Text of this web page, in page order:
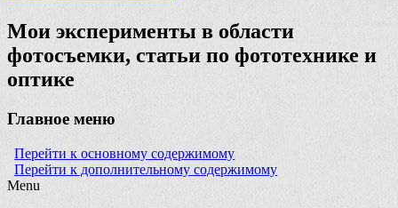
Мои эксперименты в области
фотосъемки, статьи по фототехнике и
оптике
Главное меню
Перейти к основному содержимому
Перейти к дополнительному содержимому
Menu